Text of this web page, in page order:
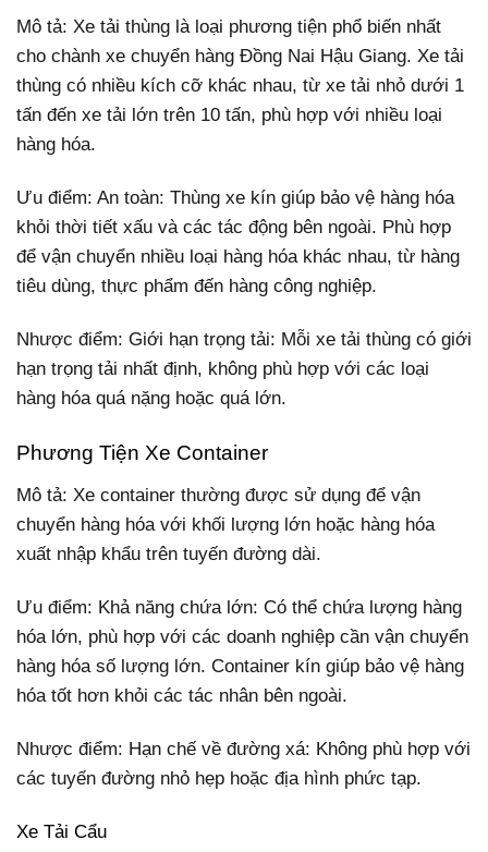
Mô tả: Xe tải thùng là loại phương tiện phổ biến nhất
cho chành xe chuyển hàng Đồng Nai Hậu Giang. Xe tải
thùng có nhiều kích cỡ khác nhau, từ xe tải nhỏ dưới 1
tấn đến xe tải lớn trên 10 tấn, phù hợp với nhiều loại
hàng hóa.
Ưu điểm: An toàn: Thùng xe kín giúp bảo vệ hàng hóa
khỏi thời tiết xấu và các tác động bên ngoài. Phù hợp
để vận chuyển nhiều loại hàng hóa khác nhau, từ hàng
tiêu dùng, thực phẩm đến hàng công nghiệp.
Nhược điểm: Giới hạn trọng tải: Mỗi xe tải thùng có giới
hạn trọng tải nhất định, không phù hợp với các loại
hàng hóa quá nặng hoặc quá lớn.
Phương Tiện Xe Container
Mô tả: Xe container thường được sử dụng để vận
chuyển hàng hóa với khối lượng lớn hoặc hàng hóa
xuất nhập khẩu trên tuyến đường dài.
Ưu điểm: Khả năng chứa lớn: Có thể chứa lượng hàng
hóa lớn, phù hợp với các doanh nghiệp cần vận chuyển
hàng hóa số lượng lớn. Container kín giúp bảo vệ hàng
hóa tốt hơn khỏi các tác nhân bên ngoài.
Nhược điểm: Hạn chế về đường xá: Không phù hợp với
các tuyến đường nhỏ hẹp hoặc địa hình phức tạp.
Xe Tải Cẩu